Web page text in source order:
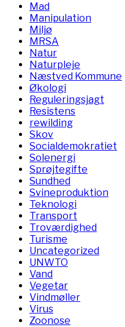
Mad
Manipulation
Miljø
MRSA
Natur
Naturpleje
Næstved Kommune
Økologi
Reguleringsjagt
Resistens
rewilding
Skov
Socialdemokratiet
Solenergi
Sprøjtegifte
Sundhed
Svineproduktion
Teknologi
Transport
Troværdighed
Turisme
Uncategorized
UNWTO
Vand
Vegetar
Vindmøller
Virus
Zoonose